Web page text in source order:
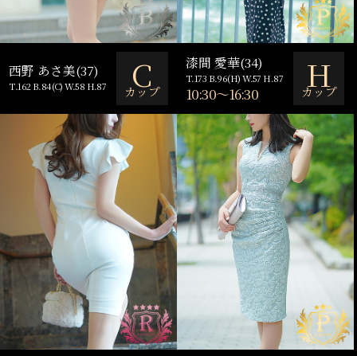
西野 あさ美(37)
T.162 B.84(C) W.58 H.87 C
カップ
漆間 愛華(34)
T.173 B.96(H) W.57 H.87
10:30～16:30 H
カップ